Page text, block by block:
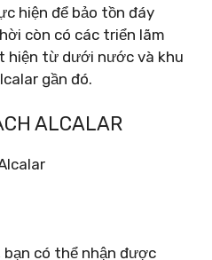
hiện để bảo tồn đáy
còn có các triển lãm
hiện từ dưới nước và khu
gần đó.
ALCALAR
có thể nhận được